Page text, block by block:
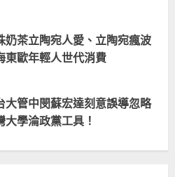
奶茶立陶宛人愛、立陶宛瘋波
東歐年輕人世代消費
管中閔蘇宏達刻意誤導忽略
學淪政黨工具！